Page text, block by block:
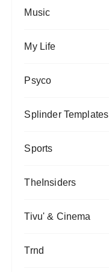
Music
My Life
Psyco
Splinder Templates
Sports
TheInsiders
Tivu' & Cinema
Trnd